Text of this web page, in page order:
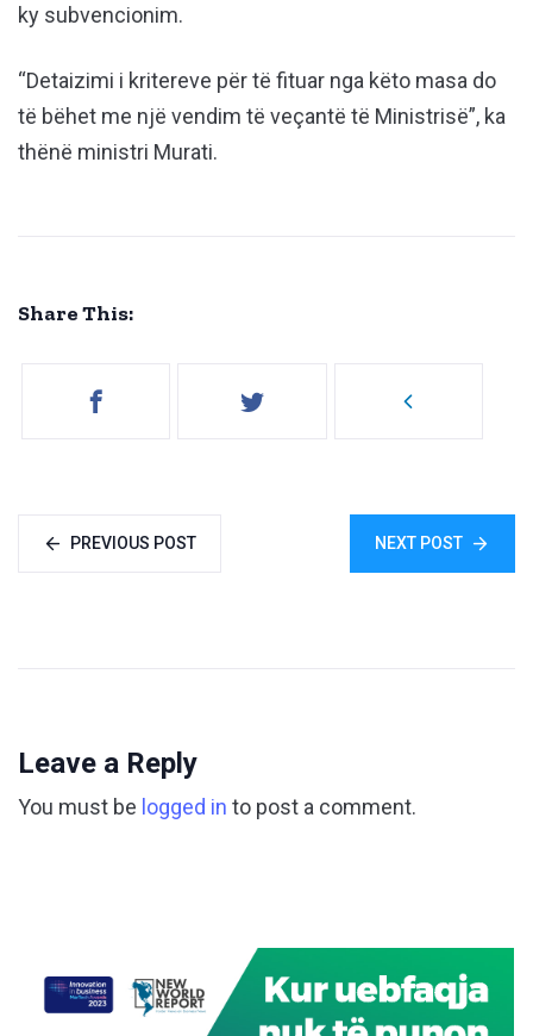
ky subvencionim.
“Detaizimi i kritereve për të fituar nga këto masa do
të bëhet me një vendim të veçantë të Ministrisë”, ka
thënë ministri Murati.
Share This:
PREVIOUS POST NEXT POST
Leave a Reply
You must be logged in to post a comment.